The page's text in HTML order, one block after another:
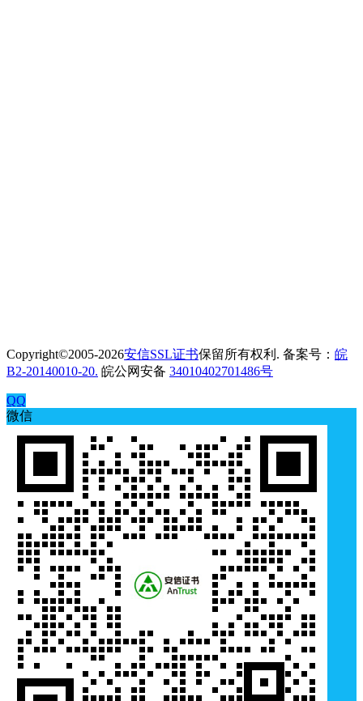
Copyright©2005-2026安信SSL证书保留所有权利. 备案号： 皖
B2-20140010-20. 皖公网安备 34010402701486号
QQ
微信